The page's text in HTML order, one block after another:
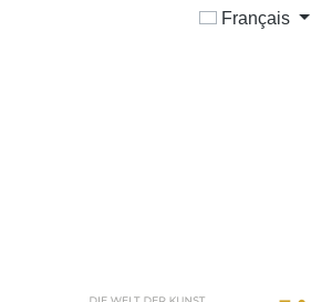
Français